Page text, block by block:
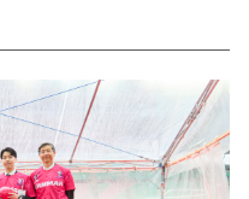
情報 アクセス
レディース
所属選手
・席種 購入方法
福祉サービス
団体チケット
ルサービス
報